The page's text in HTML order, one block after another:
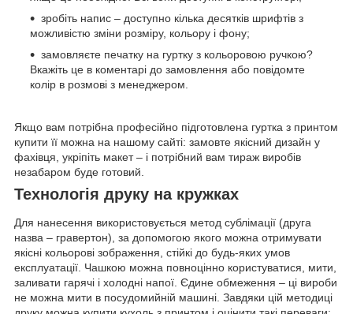
зробіть напис – доступно кілька десятків шрифтів з
можливістю зміни розміру, кольору і фону;
замовляєте печатку на гуртку з кольоровою ручкою?
Вкажіть це в коментарі до замовлення або повідомте
колір в розмові з менеджером.
Якщо вам потрібна професійно підготовлена гуртка з принтом
купити її можна на нашому сайті: замовте якісний дизайн у
фахівця, укріпіть макет – і потрібний вам тираж виробів
незабаром буде готовий.
Технологія друку на кружках
Для нанесення використовується метод сублімації (друга
назва – гравертон), за допомогою якого можна отримувати
якісні кольорові зображення, стійкі до будь-яких умов
експлуатації. Чашкою можна повноцінно користуватися, мити,
заливати гарячі і холодні напої. Єдине обмеження – ці вироби
не можна мити в посудомийній машині. Завдяки цій методиці